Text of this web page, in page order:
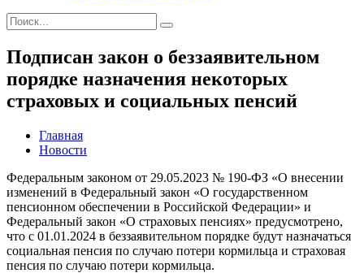
Подписан закон о беззаявительном
порядке назначения некоторых
страховых и социальных пенсий
Главная
Новости
Федеральным законом от 29.05.2023 № 190-ФЗ «О внесении
изменений в Федеральный закон «О государственном
пенсионном обеспечении в Российской Федерации» и
Федеральный закон «О страховых пенсиях» предусмотрено,
что с 01.01.2024 в беззаявительном порядке будут назначаться
социальная пенсия по случаю потери кормильца и страховая
пенсия по случаю потери кормильца.